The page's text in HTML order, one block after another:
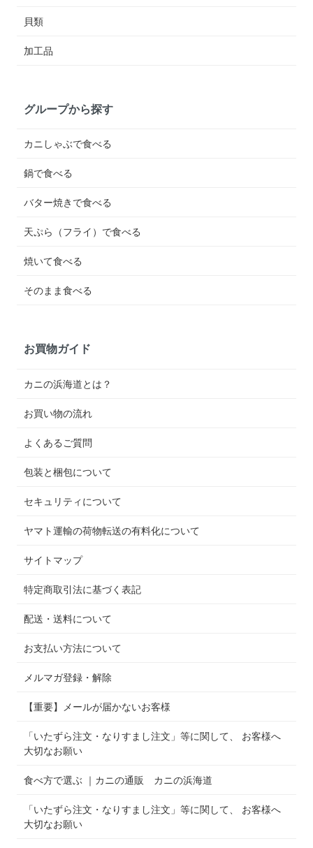
貝類
加工品
グループから探す
カニしゃぶで食べる
鍋で食べる
バター焼きで食べる
天ぷら（フライ）で食べる
焼いて食べる
そのまま食べる
お買物ガイド
カニの浜海道とは？
お買い物の流れ
よくあるご質問
包装と梱包について
セキュリティについて
ヤマト運輸の荷物転送の有料化について
サイトマップ
特定商取引法に基づく表記
配送・送料について
お支払い方法について
メルマガ登録・解除
【重要】メールが届かないお客様
「いたずら注文・なりすまし注文」等に関して、 お客様へ
大切なお願い
食べ方で選ぶ ｜カニの通販 カニの浜海道
「いたずら注文・なりすまし注文」等に関して、 お客様へ
大切なお願い